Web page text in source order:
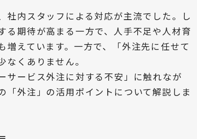
社内スタッフによる対応が主流でした。し
る期待が高まる一方で、人手不足や人材育
えています。一方で、「外注先に任せて
くありません。
サービス外注に対する不安」に触れなが
「外注」の活用ポイントについて解説しま